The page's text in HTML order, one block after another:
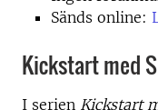
Sänds online:
Kickstart med
I serien Kickstart